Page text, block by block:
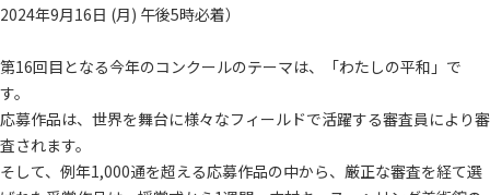
2024年9月16日 (月) 午後5時必着）
第16回目となる今年のコンクールのテーマは、「わたしの平和」で
す。
応募作品は、世界を舞台に様々なフィールドで活躍する審査員により審
査されます。
そして、例年1,000通を超える応募作品の中から、厳正な審査を経て選